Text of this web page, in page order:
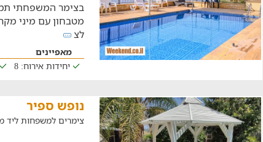
בצימר המשפחתי
מטבחון עם מיני
לצ
מאפיינים
יחידות אירוח: 8
נופש ספיר
צימרים למשפחות ליד